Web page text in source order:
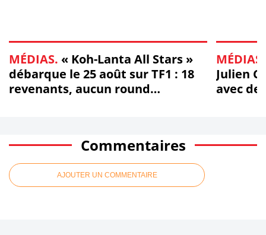
MÉDIAS. « Koh-Lanta All Stars »
débarque le 25 août sur TF1 : 18
revenants, aucun round
MÉDIAS.
Julien
avec
Commentaires
AJOUTER UN COMMENTAIRE